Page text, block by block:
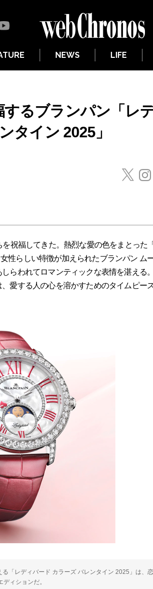
NEWS LIFE
るブランパン「レ
タイン 2025」
祝福してきた。熱烈な愛の色をまとった
性らしい特徴が加えられたブランパン ム
らわれてロマンティックな表情を湛える
愛する人の心を溶かすためのタイムピー
「レディバード カラーズ バレンタイン 2025」は、恋
ィションだ。